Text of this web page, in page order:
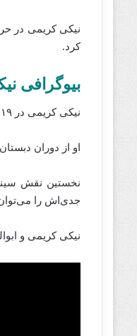
نیکی کریمی در
کرد.
بیوگرافی
نیکی کریمی در ۱۹ آبان ۱۳۵۰ در تهران زاده شد. وی اصالتاً تفرشی است.
او از دوران
جدی‌اش را می‌توان در
نیکی کریمی و